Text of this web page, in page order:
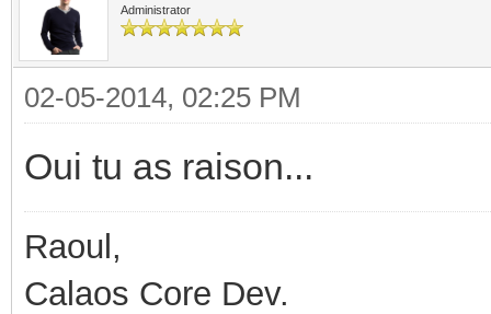
Administrator
02-05-2014, 02:25 PM
Oui tu as raison...
Raoul,
Calaos Core Dev.